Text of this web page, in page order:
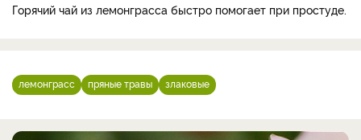
Горячий чай из лемонграсса быстро помогает при простуде.
лемонграсс пряные травы злаковые